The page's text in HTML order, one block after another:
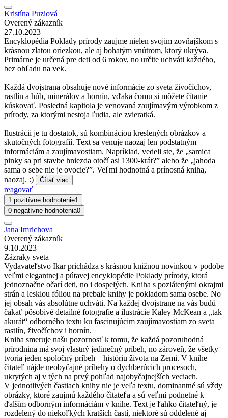
Kristína Puziová
Overený zákazník
27.10.2023
Encyklopédia Poklady prírody zaujme nielen svojim zovňajškom s
krásnou zlatou oriezkou, ale aj bohatým vnútrom, ktorý ukrýva.
Primárne je určená pre deti od 6 rokov, no určite uchváti každého,
bez ohľadu na vek.
Každá dvojstrana obsahuje nové informácie zo sveta živočíchov,
rastlín a húb, minerálov a hornín, vďaka čomu si môžete čítanie
kúskovať. Posledná kapitola je venovaná zaujímavým výrobkom z
prírody, za ktorými nestoja ľudia, ale zvieratká.
Ilustrácii je tu dostatok, sú kombináciou kreslených obrázkov a
skutočných fotografií. Text sa venuje naozaj len podstatným
informáciám a zaujímavostiam. Napríklad, vedeli ste, že „samica
pinky sa pri stavbe hniezda otočí asi 1300-krát?” alebo že „jahoda
sama o sebe nie je ovocie?”. Veľmi hodnotná a prínosná kniha,
naozaj. :)
Čítať viac
reagovať
1 pozitívne hodnotenie1
0 negatívne hodnotenia0
Jana Imrichova
Overený zákazník
9.10.2023
Zázraky sveta
Vydavateľstvo Ikar prichádza s krásnou knižnou novinkou v podobe
veľmi elegantnej a pútavej encyklopédie Poklady prírody, ktorá
jednoznačne očarí deti, no i dospelých. Kniha s pozlátenými okrajmi
strán a lesklou fóliou na prebale knihy je pokladom sama osebe. No
jej obsah vás absolútne uchváti. Na každej dvojstrane na vás budú
čakať pôsobivé detailné fotografie a ilustrácie Kaley McKean a „tak
akurát“ odborného textu ku fascinujúcim zaujímavostiam zo sveta
rastlín, živočíchov i hornín.
Kniha smeruje našu pozornosť k tomu, že každá pozoruhodná
prírodnina má svoj vlastný jedinečný príbeh, no zároveň, že všetky
tvoria jeden spoločný príbeh – históriu života na Zemi. V knihe
čitateľ nájde neobyčajné príbehy o dychberúcich procesoch,
ukrytých aj v tých na prvý pohľad najobyčajnejších veciach.
V jednotlivých častiach knihy nie je veľa textu, dominantné sú vždy
obrázky, ktoré zaujmú každého čitateľa a sú veľmi podnetné k
ďalším odborným informáciám v knihe. Text je ľahko čitateľný, je
rozdelený do niekoľkých kratších častí, niektoré sú oddelené aj